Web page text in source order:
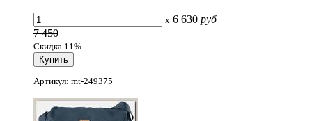
x 6 630 руб
7 450
Скидка 11%
Артикул: mt-249375